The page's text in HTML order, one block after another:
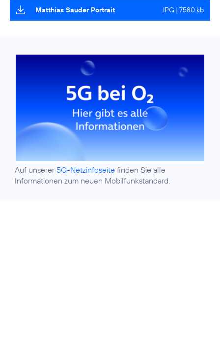
Matthias Sauder Portrait JPG | 7580 kb
Auf unserer 5G-Netzinfoseite finden Sie alle
Informationen zum neuen Mobilfunkstandard.